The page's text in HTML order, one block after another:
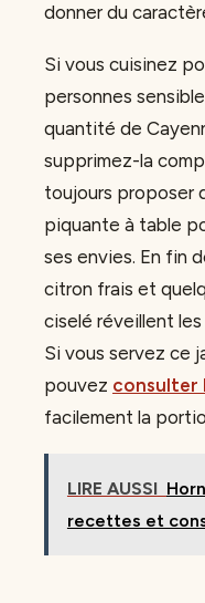
donner du
Si vous cuisinez
personnes
quantité de
supprimez-la
toujours proposer
piquante à table
ses envies. En fin
citron frais et
ciselé réveillent les
Si vous servez ce
pouvez consulter
facilement la
LIRE AUSSI
recettes et